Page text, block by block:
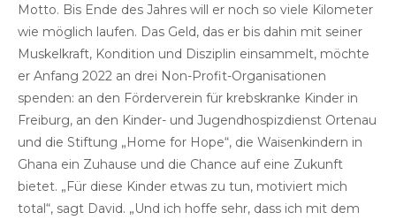
Motto. Bis Ende des Jahres will er noch so viele Kilometer
wie möglich laufen. Das Geld, das er bis dahin mit seiner
Muskelkraft, Kondition und Disziplin einsammelt, möchte
er Anfang 2022 an drei Non-Profit-Organisationen
spenden: an den Förderverein für krebskranke Kinder in
Freiburg, an den Kinder- und Jugendhospizdienst Ortenau
und die Stiftung „Home for Hope“, die Waisenkindern in
Ghana ein Zuhause und die Chance auf eine Zukunft
bietet. „Für diese Kinder etwas zu tun, motiviert mich
total“, sagt David. „Und ich hoffe sehr, dass ich mit dem